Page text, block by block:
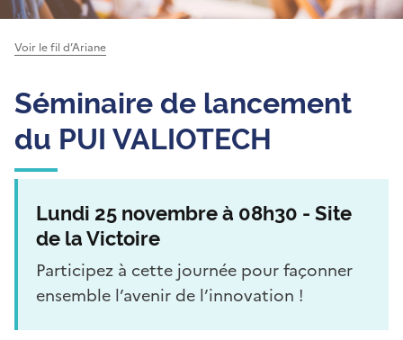
Voir le fil d’Ariane
Séminaire de lancement
du PUI VALIOTECH
Lundi 25 novembre à 08h30 - Site
de la Victoire
Participez à cette journée pour façonner
ensemble l’avenir de l’innovation !